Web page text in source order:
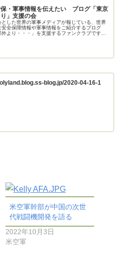
・軍事情報を伝えたい ブログ「東京
」支援の会
とした世界の軍事メディアが報じている、世界
安全保障情報や軍事情報をご紹介するブログ
外より・・・」を支援するファンクラブです。
blog.jp/2020-04-16-1
米空軍幹部が中国の次世
代戦闘機開発を語る
2022年10月3日
米空軍